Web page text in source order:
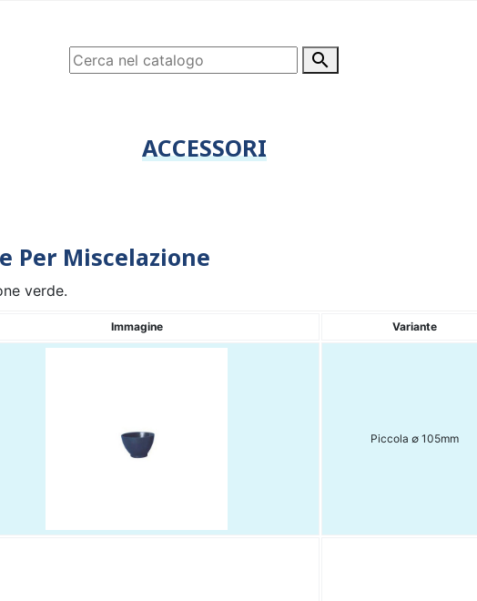

ACCESSORI
Per Miscelazione
verde.
Immagine Variante
Piccola ∅ 105mm